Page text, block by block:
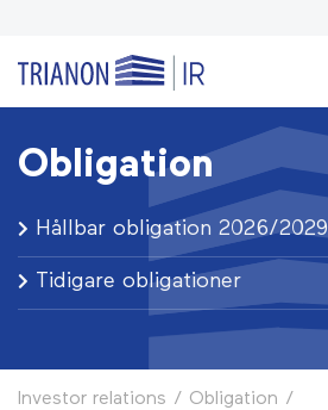
Obligation
Hållbar obligation 2026/2029
Tidigare obligationer
Investor relations / Obligation /